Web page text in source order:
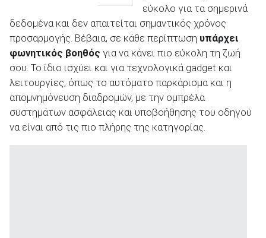
εύκολο για τα σημερινά
δεδομένα και δεν απαιτείται σημαντικός χρόνος
προσαρμογής. Βέβαια, σε κάθε περίπτωση υπάρχει
φωνητικός βοηθός για να κάνει πιο εύκολη τη ζωή
σου. To ίδιο ισχύει και για τεχνολογικά gadget και
λειτουργίες, όπως το αυτόματο παρκάρισμα και η
απομνημόνευση διαδρομών, με την ομπρέλα
συστημάτων ασφάλειας και υποβοήθησης του οδηγού
να είναι από τις πιο πλήρης της κατηγορίας.